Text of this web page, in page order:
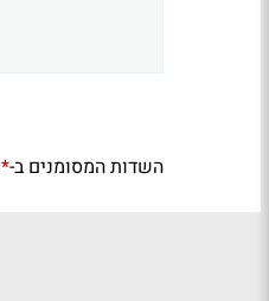
השדות המסומנים ב-*